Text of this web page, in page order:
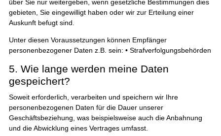
über Sie nur weitergeben, wenn gesetzliche Bestimmungen dies
gebieten, Sie eingewilligt haben oder wir zur Erteilung einer
Auskunft befugt sind.
Unter diesen Voraussetzungen können Empfänger
personenbezogener Daten z.B. sein: • Strafverfolgungsbehörden
5. Wie lange werden meine Daten
gespeichert?
Soweit erforderlich, verarbeiten und speichern wir Ihre
personenbezogenen Daten für die Dauer unserer
Geschäftsbeziehung, was beispielsweise auch die Anbahnung
und die Abwicklung eines Vertrages umfasst.